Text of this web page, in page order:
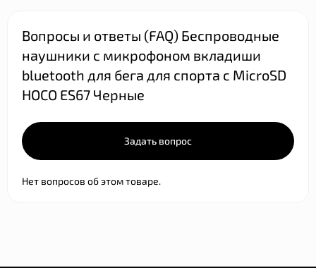
Вопросы и ответы (FAQ) Беспроводные
наушники с микрофоном вкладиши
bluetooth для бега для спорта с MicroSD
HOCO ES67 Черные
Задать вопрос
Нет вопросов об этом товаре.